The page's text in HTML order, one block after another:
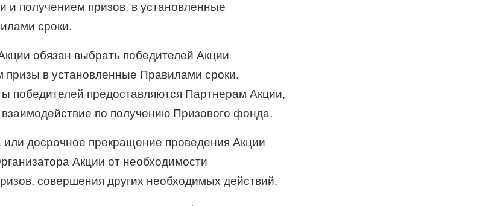
и получением призов, в установленные
сроки.
обязан выбрать победителей Акции
призы в установленные Правилами сроки.
победителей предоставляются Партнерам Акции,
по получению Призового фонда.
или досрочное прекращение проведения Акции
Акции от необходимости
совершения других необходимых действий.